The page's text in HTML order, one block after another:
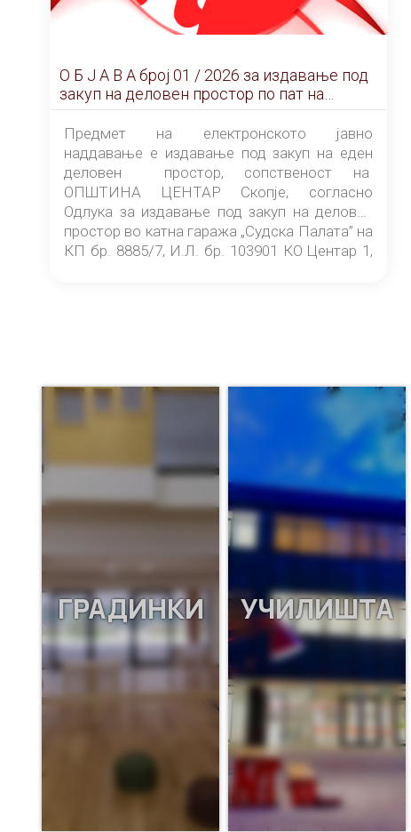
О Б Ј А В А брoj 01 / 2026 за издавање под
закуп на деловен простор по пат на
ЕЛЕКТРОНСКО ЈАВНО НАДДАВАЊЕ
Предмет на електронското јавно
наддавање е издавање под закуп на еден
деловен простор, сопственост на
ОПШТИНА ЦЕНТАР Скопје, согласно
Одлука за издавање под закуп на деловен
простор во катна гаража „Судска Палата” на
КП бр. 8885/7, И.Л. бр. 103901 КО Центар 1,
понудувач.
ГРАДИНКИ УЧИЛИШТА